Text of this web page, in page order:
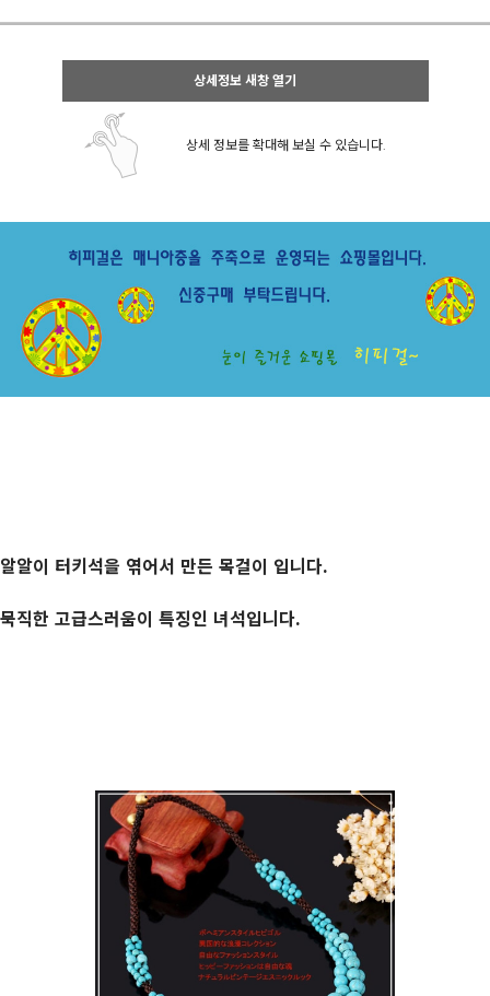
상세정보 새창 열기
상세 정보를 확대해 보실 수 있습니다.
알알이 터키석을 엮어서 만든 목걸이 입니다.
묵직한 고급스러움이 특징인 녀석입니다.